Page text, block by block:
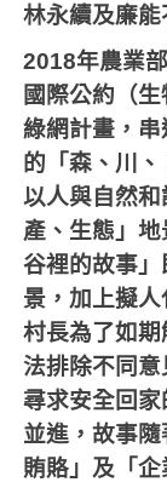
林永續及廉能
2018年農業
國際公約（
綠網計畫，
的「森、川、
以人與自然
產、生態」
谷裡的故事
景，加上擬
村長為了如
法排除不同
尋求安全回
並進，故事
賄賂」及「